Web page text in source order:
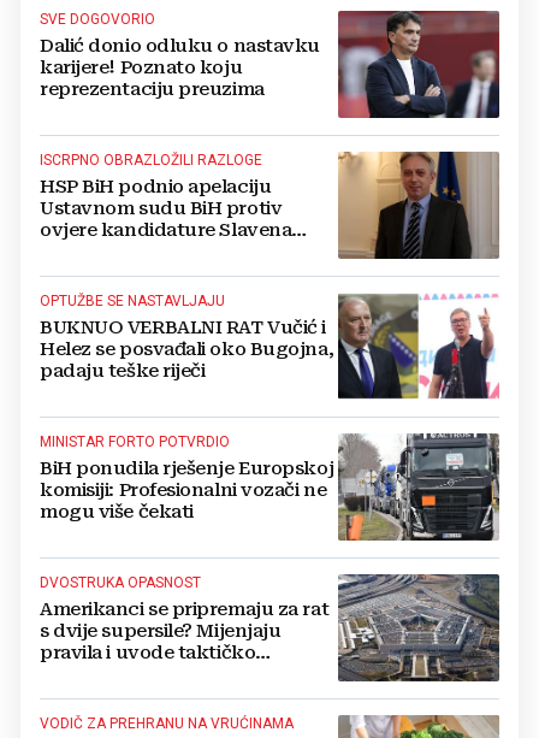
SVE DOGOVORIO
Dalić donio odluku o nastavku
karijere! Poznato koju
reprezentaciju preuzima
ISCRPNO OBRAZLOŽILI RAZLOGE
HSP BiH podnio apelaciju
Ustavnom sudu BiH protiv
ovjere kandidature Slavena
OPTUŽBE SE NASTAVLJAJU
BUKNUO VERBALNI RAT Vučić i
Helez se posvađali oko Bugojna,
padaju teške riječi
MINISTAR FORTO POTVRDIO
BiH ponudila rješenje Europskoj
komisiji: Profesionalni vozači ne
mogu više čekati
DVOSTRUKA OPASNOST
Amerikanci se pripremaju za rat
s dvije supersile? Mijenjaju
pravila i uvode taktičko
VODIČ ZA PREHRANU NA VRUĆINAMA